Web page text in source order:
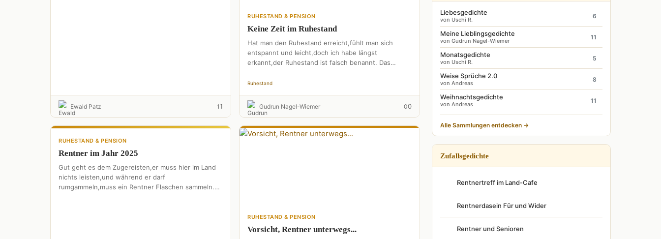
Ewald Patz 11
RUHESTAND & PENSION
Keine Zeit im Ruhestand
Hat man den Ruhestand erreicht,fühlt man sich
entspannt und leicht,doch ich habe längst
erkannt,der Ruhestand ist falsch benannt. Das
Ruhestand
Gudrun Nagel-Wiemer 00
RUHESTAND & PENSION
Rentner im Jahr 2025
Gut geht es dem Zugereisten,er muss hier im Land
nichts leisten,und während er darf
rumgammeln,muss ein Rentner Flaschen sammeln.
RUHESTAND & PENSION
Vorsicht, Rentner unterwegs...
Liebesgedichte
von Uschi R.
6
Meine Lieblingsgedichte
von Gudrun Nagel-Wiemer
11
Monatsgedichte
von Uschi R.
5
Weise Sprüche 2.0
von Andreas
8
Weihnachtsgedichte
von Andreas
11
Alle Sammlungen entdecken →
Zufallsgedichte
Rentnertreff im Land-Cafe
Rentnerdasein Für und Wider
Rentner und Senioren